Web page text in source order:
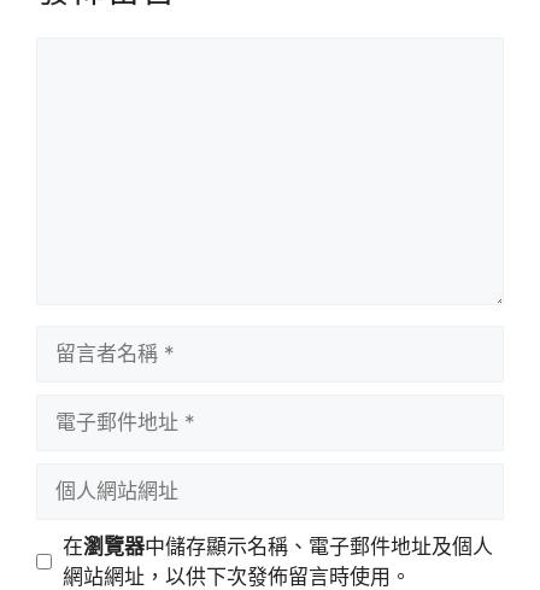
址
站
在瀏覽器中儲存顯示名稱、電子郵件地址及個人
網站網址，以供下次發佈留言時使用。